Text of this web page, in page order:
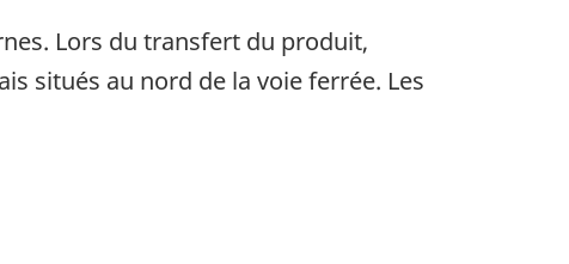
Lors du transfert du produit,
situés au nord de la voie ferrée. Les